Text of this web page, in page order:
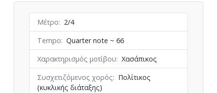
Μέτρο
2/4
Tempo
Quarter note ~ 66
Χαρακτηρισμός μοτίβου
Χασάπικος
Συσχετιζόμενος χορός
Πολίτικος
(κυκλικής διάταξης)